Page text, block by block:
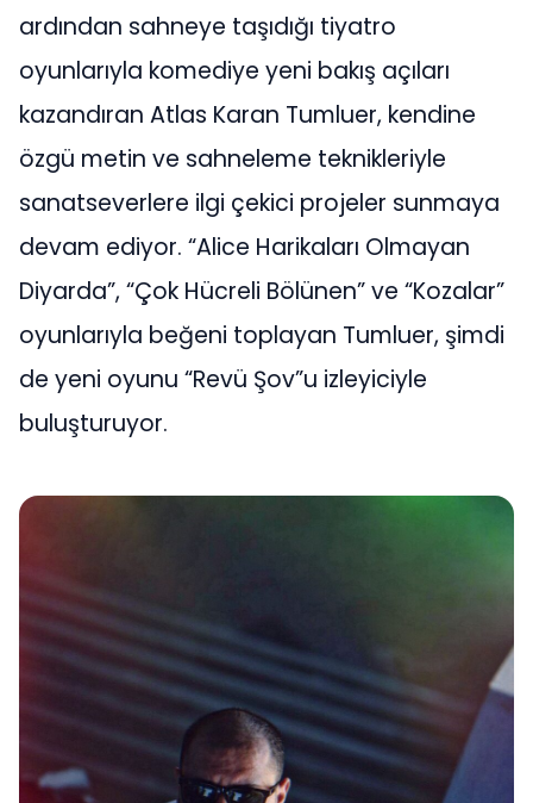
ardından sahneye taşıdığı tiyatro
oyunlarıyla komediye yeni bakış açıları
kazandıran Atlas Karan Tumluer, kendine
özgü metin ve sahneleme teknikleriyle
sanatseverlere ilgi çekici projeler sunmaya
devam ediyor. “Alice Harikaları Olmayan
Diyarda”, “Çok Hücreli Bölünen” ve “Kozalar”
oyunlarıyla beğeni toplayan Tumluer, şimdi
de yeni oyunu “Revü Şov”u izleyiciyle
buluşturuyor.